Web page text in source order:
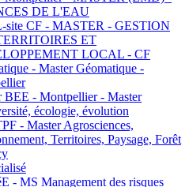
DE L'EAU
site CF - MASTER - GESTION
ET
LOCAL - CF
- Master Géomatique -
BEE - Montpellier - Master
écologie, évolution
- Master Agrosciences,
Territoires, Paysage, Forêt
- MS Management des risques